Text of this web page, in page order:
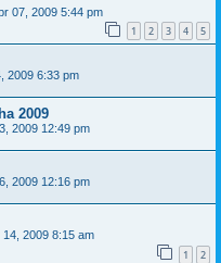
07, 2009 5:44 pm
1 2 3 4 5
2009 6:33 pm
2009
2009 12:49 pm
2009 12:16 pm
2009 8:15 am
1 2